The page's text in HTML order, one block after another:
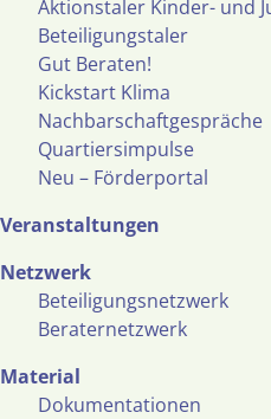
Aktionstaler Kinder- und
Beteiligungstaler
Gut Beraten!
Kickstart Klima
Nachbarschaftgespräche
Quartiersimpulse
Neu – Förderportal
Veranstaltungen
Netzwerk
Beteiligungsnetzwerk
Beraternetzwerk
Material
Dokumentationen